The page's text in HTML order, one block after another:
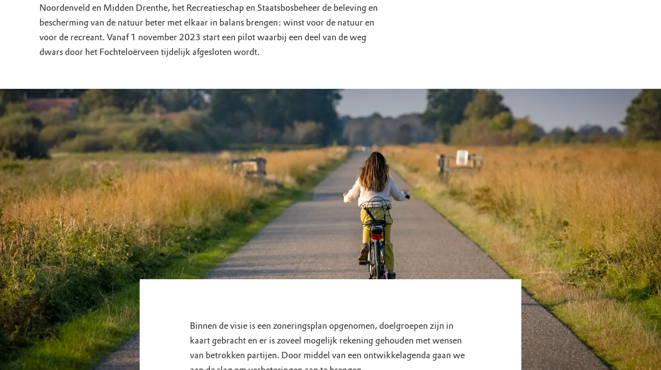
Zoeken op de kaart
Toegang en bezoek
Wat is OERRR?
Projecten
Jaarverslag
Noordenveld en Midden Drenthe, het Recreatieschap en Staatsbosbeheer de beleving en
bescherming van de natuur beter met elkaar in balans brengen: winst voor de natuur en
voor de recreant. Vanaf 1 november 2023 start een pilot waarbij een deel van de weg
dwars door het Fochteloërveen tijdelijk afgesloten wordt.
Binnen de visie is een zoneringsplan opgenomen, doelgroepen zijn in
kaart gebracht en er is zoveel mogelijk rekening gehouden met wensen
van betrokken partijen. Door middel van een ontwikkelagenda gaan we